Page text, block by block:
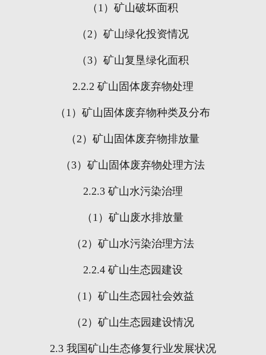
（ 1 ）矿山破坏面积
（ 2 ）矿山绿化投资情况
（3）矿山复垦绿化面积
2.2.2 矿山固体废弃物处理
（ 1 ）矿山固体废弃物种类及分布
（ 2 ）矿山固体废弃物排放量
（3）矿山固体废弃物处理方法
2.2.3 矿山水污染治理
（ 1 ）矿山废水排放量
（ 2 ）矿山水污染治理方法
2.2.4 矿山生态园建设
（ 1 ）矿山生态园社会效益
（ 2 ）矿山生态园建设情况
2.3 我国矿山生态修复行业发展状况